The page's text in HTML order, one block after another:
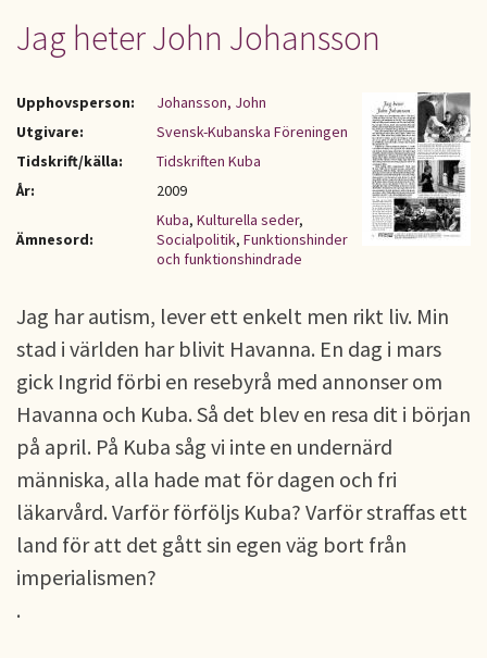
Jag heter John Johansson
Upphovsperson:
Johansson, John
Utgivare:
Svensk-Kubanska Föreningen
Tidskrift/källa:
Tidskriften Kuba
År:
2009
Ämnesord:
Kuba, Kulturella seder,
Socialpolitik, Funktionshinder
och funktionshindrade
Jag har autism, lever ett enkelt men rikt liv. Min
stad i världen har blivit Havanna. En dag i mars
gick Ingrid förbi en resebyrå med annonser om
Havanna och Kuba. Så det blev en resa dit i början
på april. På Kuba såg vi inte en undernärd
människa, alla hade mat för dagen och fri
läkarvård. Varför förföljs Kuba? Varför straffas ett
land för att det gått sin egen väg bort från
imperialismen?
.